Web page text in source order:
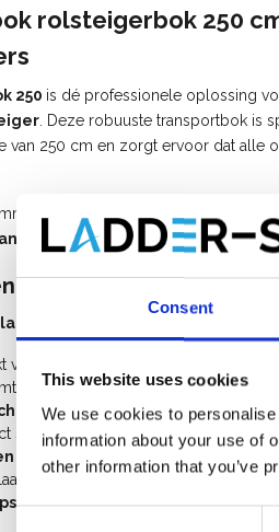
Consent
This website uses cookies
We use cookies to
information about your use of
other information that you’ve
rolsteigerbok 250
250 is dé professionele oplossing
. Deze robuuste transportbok is
van 250 cm en zorgt ervoor dat alle
en praktische ontwerp heeft u
ideaal voor vakmensen
van de steigerbok 250?
voor rolsteigers
voor rolsteigers tot
schade aan steigermateriaal
opslagvan alle onderdelen
systeem: direct zichtbaar of uw
kostenbesparend
door in één
met
in zowel lengte-
: ruimte voor ladders